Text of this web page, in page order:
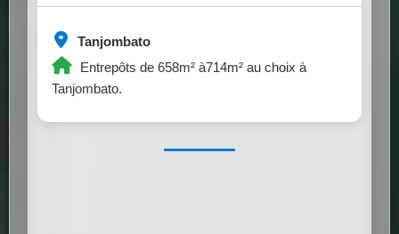
Tanjombato
Entrepôts de 658m² à714m² au choix à
Tanjombato.